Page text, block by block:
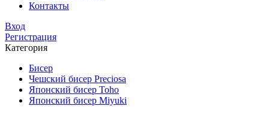
Контакты
Вход
Регистрация
Категория
Бисер
Чешский бисер Preciosa
Японский бисер Toho
Японский бисер Miyuki